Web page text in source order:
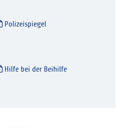
Polizeispiegel
Hilfe bei der Beihilfe